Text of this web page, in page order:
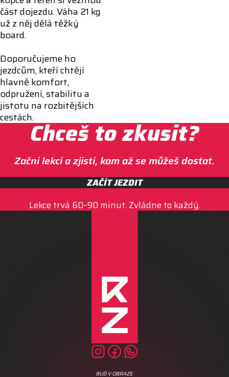
část dojezdu. Váha 21 kg
už z něj dělá těžký
board.
Doporučujeme ho
jezdcům, kteří chtějí
hlavně komfort,
odpružení, stabilitu a
jistotu na rozbitějších
cestách.Chceš to zkusit?
Začni lekcí a zjisti, kam až se můžeš dostat.
ZAČÍT JEZDIT
Lekce trvá 60–90 minut. Zvládne to každý.
BUĎ V OBRAZE